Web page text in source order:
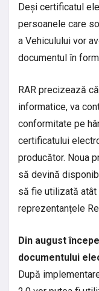
Deși certificatul
persoanele care
a Vehiculului vor
documentul în
RAR precizează
informatice, va
conformitate pe
certificatului
producător. Noua
să devină
să fie utilizată atât
reprezentanțele
Din august
documentului
După